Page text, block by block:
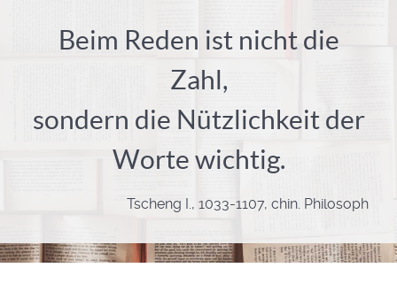
Beim Reden ist nicht die
Zahl,
sondern die Nützlichkeit der
Worte wichtig.
Tscheng I., 1033-1107, chin. Philosoph